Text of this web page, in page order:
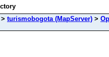
> turismobogota (MapServer) >